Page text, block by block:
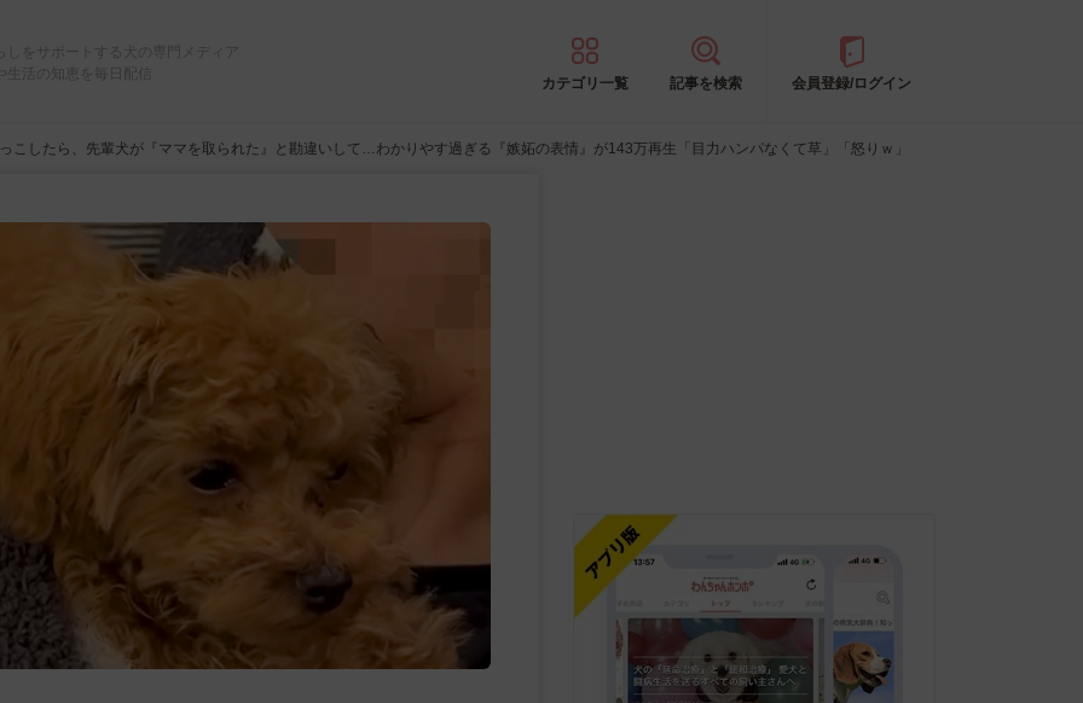
をサポートする犬の専門メディア
活の知恵を毎日配信
カテゴリ一覧 記事を検索 会員登録/ログイン
こしたら、先輩犬が『ママを取られた』と勘違いして…わかりやす過ぎる『嫉妬の表情』が143万再生「目力ハンパなくて草」「怒りｗ」